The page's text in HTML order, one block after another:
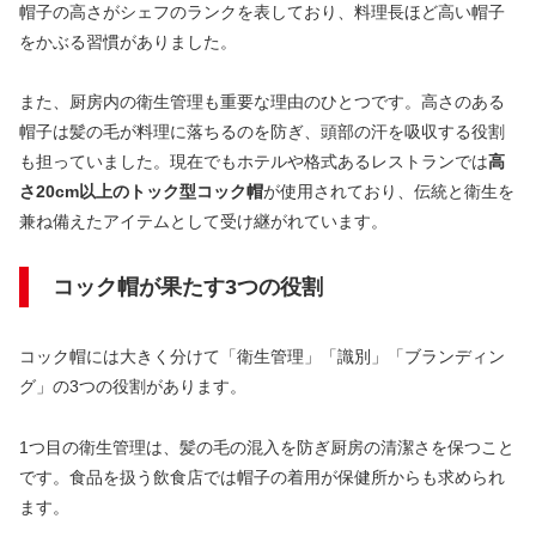
帽子の高さがシェフのランクを表しており、料理長ほど高い帽子
をかぶる習慣がありました。
また、厨房内の衛生管理も重要な理由のひとつです。高さのある
帽子は髪の毛が料理に落ちるのを防ぎ、頭部の汗を吸収する役割
も担っていました。現在でもホテルや格式あるレストランでは高
さ20cm以上のトック型コック帽が使用されており、伝統と衛生を
兼ね備えたアイテムとして受け継がれています。
コック帽が果たす3つの役割
コック帽には大きく分けて「衛生管理」「識別」「ブランディン
グ」の3つの役割があります。
1つ目の衛生管理は、髪の毛の混入を防ぎ厨房の清潔さを保つこと
です。食品を扱う飲食店では帽子の着用が保健所からも求められ
ます。